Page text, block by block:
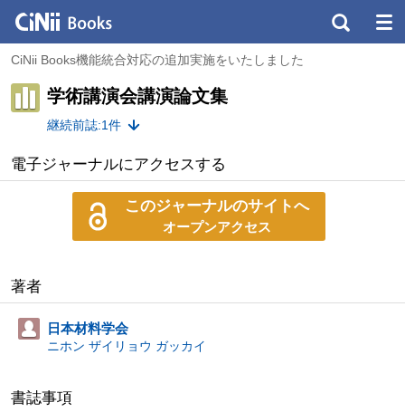
CiNii Books機能統合対応の追加実施をいたしました
学術講演会講演論文集
継続前誌:1件
電子ジャーナルにアクセスする
このジャーナルのサイトへ
オープンアクセス
著者
日本材料学会
ニホン ザイリョウ ガッカイ
書誌事項